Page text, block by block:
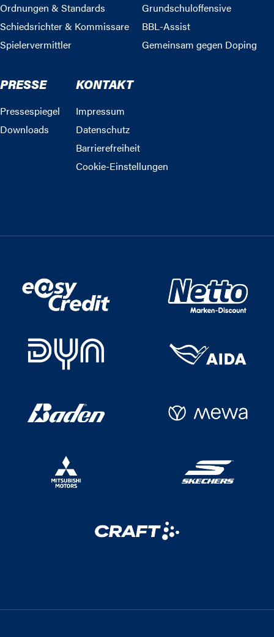
Ordnungen & Standards
Schiedsrichter & Kommissare
Spielervermittler
Grundschuloffensive
BBL-Assist
Gemeinsam gegen Doping
PRESSE
Pressespiegel
Downloads
KONTAKT
Impressum
Datenschutz
Barrierefreiheit
Cookie-Einstellungen